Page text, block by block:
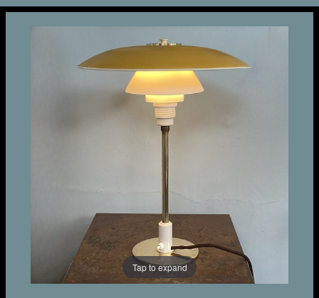
Tap to expand